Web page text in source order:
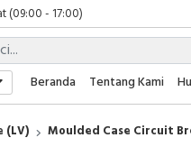
(09:00 - 17:00)
(09:00 - 17:00)
- 17:00)
(09:00 - 17:00)
- 17:00)
Beranda Tentang Kami
(LV) Moulded Case Circuit